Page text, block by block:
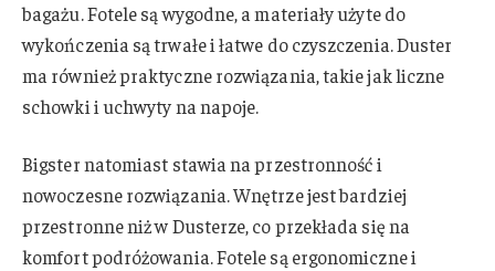
bagażu. Fotele są wygodne, a materiały użyte do
wykończenia są trwałe i łatwe do czyszczenia. Duster
ma również praktyczne rozwiązania, takie jak liczne
schowki i uchwyty na napoje.
Bigster natomiast stawia na przestronność i
nowoczesne rozwiązania. Wnętrze jest bardziej
przestronne niż w Dusterze, co przekłada się na
komfort podróżowania. Fotele są ergonomiczne i